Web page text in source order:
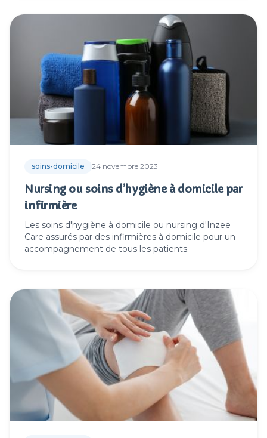
soins-domicile 24 novembre 2023
Nursing ou soins d’hygiène à domicile par
infirmière
Les soins d'hygiène à domicile ou nursing d'Inzee
Care assurés par des infirmières à domicile pour un
accompagnement de tous les patients.